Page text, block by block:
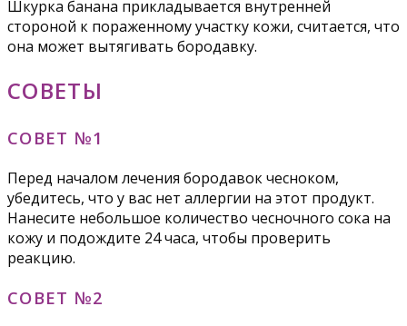
Шкурка банана прикладывается внутренней
стороной к пораженному участку кожи, считается, что
она может вытягивать бородавку.
СОВЕТЫ
СОВЕТ №1
Перед началом лечения бородавок чесноком,
убедитесь, что у вас нет аллергии на этот продукт.
Нанесите небольшое количество чесночного сока на
кожу и подождите 24 часа, чтобы проверить
реакцию.
СОВЕТ №2